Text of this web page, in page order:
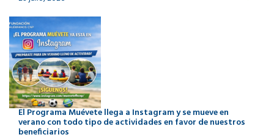
El Programa Muévete llega a Instagram y se mueve en
verano con todo tipo de actividades en favor de nuestros
beneficiarios